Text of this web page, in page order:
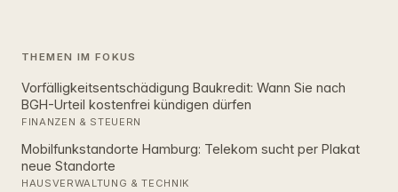
THEMEN IM FOKUS
Vorfälligkeitsentschädigung Baukredit: Wann Sie nach
BGH-Urteil kostenfrei kündigen dürfen
FINANZEN & STEUERN
Mobilfunkstandorte Hamburg: Telekom sucht per Plakat
neue Standorte
HAUSVERWALTUNG & TECHNIK